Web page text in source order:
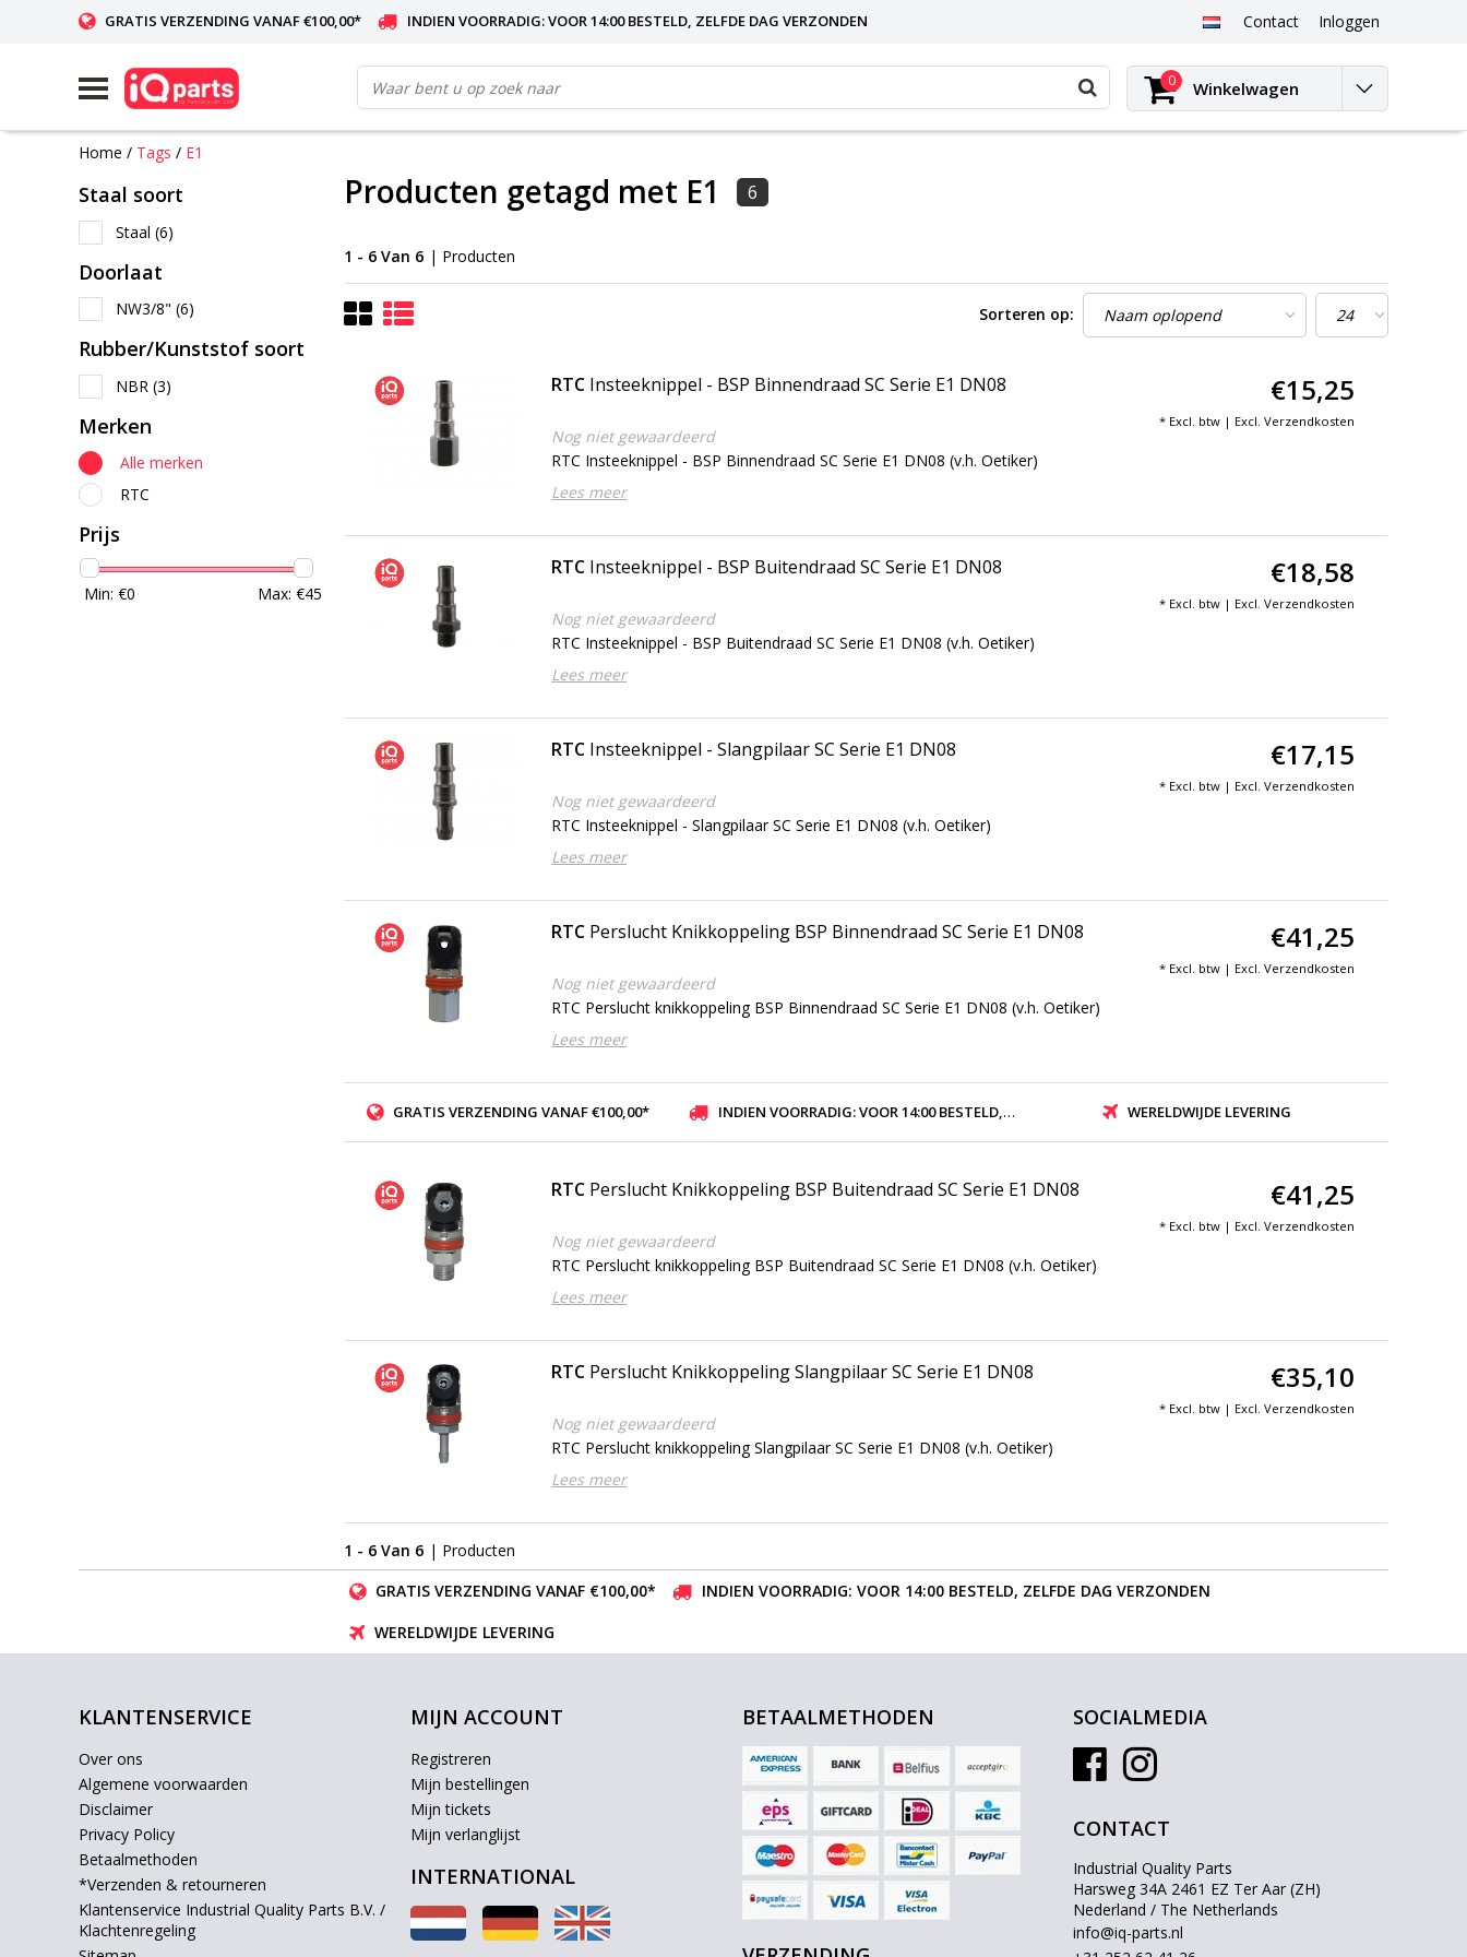
GRATIS VERZENDING VANAF €100,00* INDIEN VOORRADIG: VOOR 14:00 BESTELD, ZELFDE DAG VERZONDEN Contact Inloggen
0 Winkelwagen
Home / Tags / E1
Staal soort
Staal (6)
Doorlaat
NW3/8" (6)
Rubber/Kunststof soort
NBR (3)
Merken
Alle merken
RTC
Prijs
Min: €0 Max: €45
Producten getagd met E1 6
1 - 6 Van 6 | Producten
Sorteren op:
RTC Insteeknippel - BSP Binnendraad SC Serie E1 DN08
Nog niet gewaardeerd
RTC Insteeknippel - BSP Binnendraad SC Serie E1 DN08 (v.h. Oetiker)
Lees meer
€15,25
* Excl. btw | Excl. Verzendkosten
RTC Insteeknippel - BSP Buitendraad SC Serie E1 DN08
Nog niet gewaardeerd
RTC Insteeknippel - BSP Buitendraad SC Serie E1 DN08 (v.h. Oetiker)
Lees meer
€18,58
* Excl. btw | Excl. Verzendkosten
RTC Insteeknippel - Slangpilaar SC Serie E1 DN08
Nog niet gewaardeerd
RTC Insteeknippel - Slangpilaar SC Serie E1 DN08 (v.h. Oetiker)
Lees meer
€17,15
* Excl. btw | Excl. Verzendkosten
RTC Perslucht Knikkoppeling BSP Binnendraad SC Serie E1 DN08
Nog niet gewaardeerd
RTC Perslucht knikkoppeling BSP Binnendraad SC Serie E1 DN08 (v.h. Oetiker)
Lees meer
€41,25
* Excl. btw | Excl. Verzendkosten
GRATIS VERZENDING VANAF €100,00* INDIEN VOORRADIG: VOOR 14:00 BESTELD, ZELFDE DAG VERZONDEN WERELDWIJDE LEVERING
RTC Perslucht Knikkoppeling BSP Buitendraad SC Serie E1 DN08
Nog niet gewaardeerd
RTC Perslucht knikkoppeling BSP Buitendraad SC Serie E1 DN08 (v.h. Oetiker)
Lees meer
€41,25
* Excl. btw | Excl. Verzendkosten
RTC Perslucht Knikkoppeling Slangpilaar SC Serie E1 DN08
Nog niet gewaardeerd
RTC Perslucht knikkoppeling Slangpilaar SC Serie E1 DN08 (v.h. Oetiker)
Lees meer
€35,10
* Excl. btw | Excl. Verzendkosten
1 - 6 Van 6 | Producten
GRATIS VERZENDING VANAF €100,00*
INDIEN VOORRADIG: VOOR 14:00 BESTELD, ZELFDE DAG VERZONDEN
WERELDWIJDE LEVERING
KLANTENSERVICE
Over ons
Algemene voorwaarden
Disclaimer
Privacy Policy
Betaalmethoden
*Verzenden & retourneren
Klantenservice Industrial Quality Parts B.V. /
Klachtenregeling
MIJN ACCOUNT
Registreren
Mijn bestellingen
Mijn tickets
Mijn verlanglijst
INTERNATIONAL
BETAALMETHODEN SOCIALMEDIA
CONTACT
Industrial Quality Parts
Harsweg 34A 2461 EZ Ter Aar (ZH)
Nederland / The Netherlands
info@iq-parts.nl